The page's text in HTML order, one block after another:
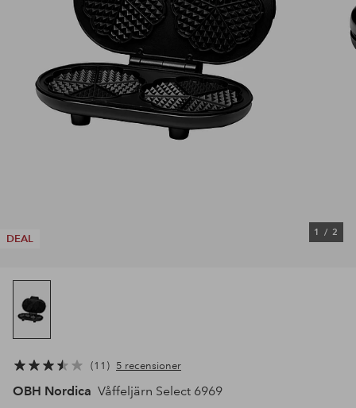
DEAL
1 / 2
11 5 recensioner
OBH Nordica Våffeljärn Select 6969